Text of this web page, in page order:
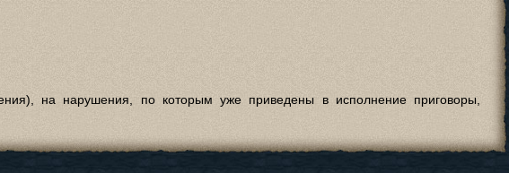
на нарушения, по которым уже приведены в исполнение приговоры,